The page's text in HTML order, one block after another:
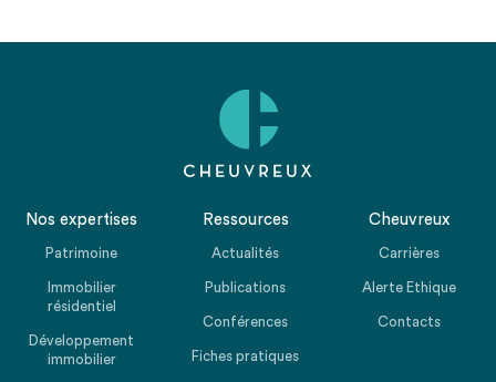
Nos expertises
Patrimoine
Immobilier
résidentiel
Développement
immobilier
Ressources
Actualités
Publications
Conférences
Fiches pratiques
Cheuvreux
Carrières
Alerte Ethique
Contacts